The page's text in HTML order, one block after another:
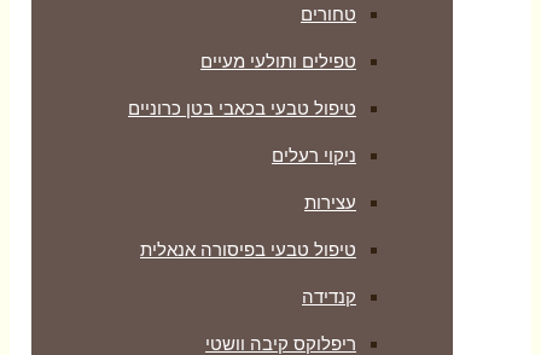
טחורים
טפילים ותולעי מעיים
טיפול טבעי בכאבי בטן כרוניים
ניקוי רעלים
עצירות
טיפול טבעי בפיסורה אנאלית
קנדידה
ריפלוקס קיבה וושטי